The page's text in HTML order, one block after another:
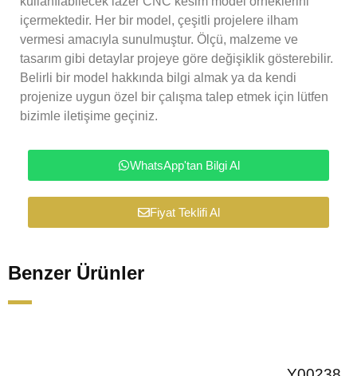
içermektedir. Her bir model, çeşitli projelere ilham
vermesi amacıyla sunulmuştur. Ölçü, malzeme ve
tasarım gibi detaylar projeye göre değişiklik gösterebilir.
Belirli bir model hakkında bilgi almak ya da kendi
projenize uygun özel bir çalışma talep etmek için lütfen
bizimle iletişime geçiniz.
WhatsApp'tan Bilgi Al
Fiyat Teklifi Al
Benzer Ürünler